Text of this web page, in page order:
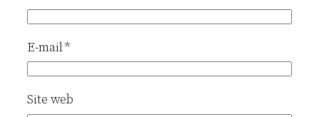
E-mail*
Site web